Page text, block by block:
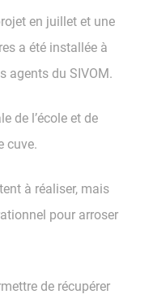
en juillet et une
a été installée à
agents du SIVOM.
de l’école et de
cuve.
à réaliser, mais
pour arroser
de récupérer